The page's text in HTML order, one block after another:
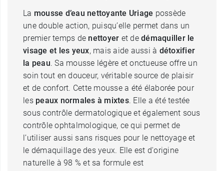
La mousse d’eau nettoyante Uriage possède
une double action, puisqu’elle permet dans un
premier temps de nettoyer et de démaquiller le
visage et les yeux, mais aide aussi à détoxifier
la peau. Sa mousse légère et onctueuse offre un
soin tout en douceur, véritable source de plaisir
et de confort. Cette mousse a été élaborée pour
les peaux normales à mixtes. Elle a été testée
sous contrôle dermatologique et également sous
contrôle ophtalmologique, ce qui permet de
l’utiliser aussi sans risques pour le nettoyage et
le démaquillage des yeux. Elle est d'origine
naturelle à 98 % et sa formule est